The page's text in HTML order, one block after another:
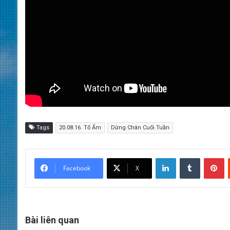
Tags 20.08.16. Tổ Ấm Dừng Chân Cuối Tuần
Facebook X
LinkedIn Tumblr Pinterest
Bài liên quan